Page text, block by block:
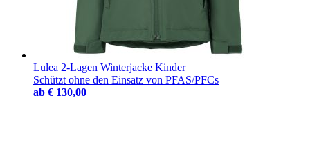
Lulea 2-Lagen Winterjacke Kinder
Schützt ohne den Einsatz von PFAS/PFCs
ab € 130,00